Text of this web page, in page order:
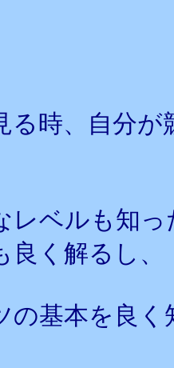
る時、自分
レベルも知
く解るし、
の基本を良